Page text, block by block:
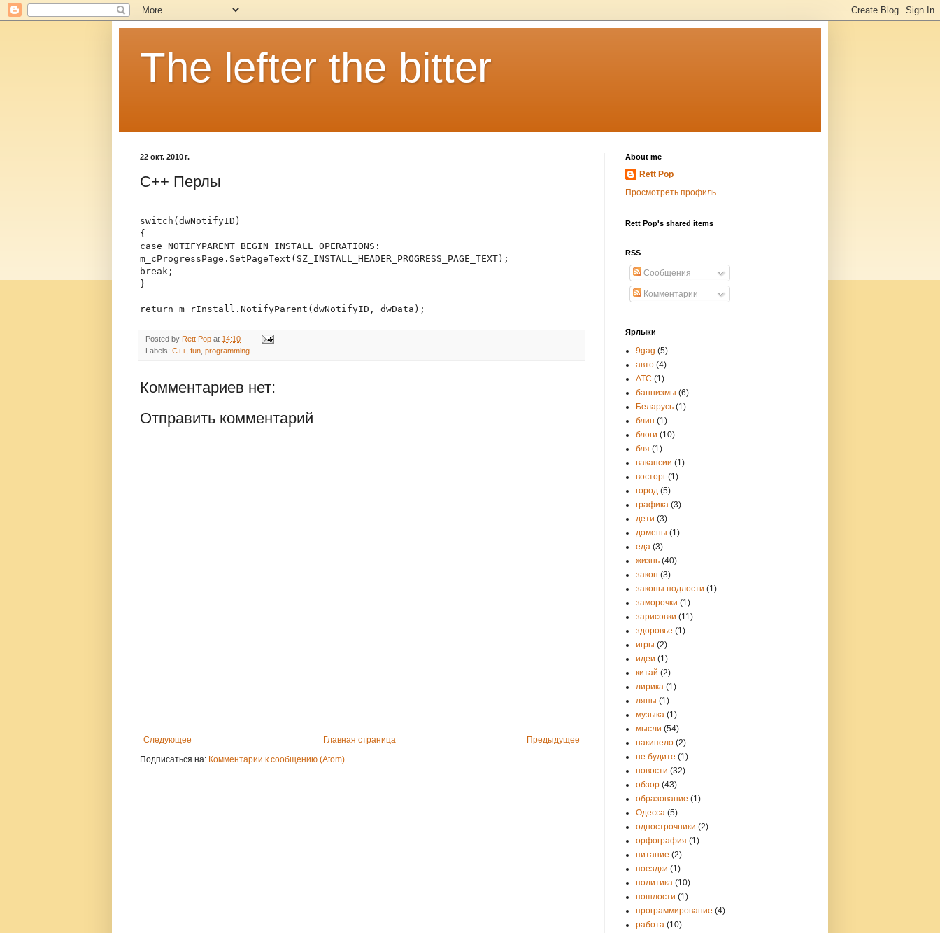
The lefter the bitter
22 окт. 2010 г.
C++ Перлы
switch(dwNotifyID)
{
case NOTIFYPARENT_BEGIN_INSTALL_OPERATIONS:
m_cProgressPage.SetPageText(SZ_INSTALL_HEADER_PROGRESS_PAGE_TEXT);
break;
}
return m_rInstall.NotifyParent(dwNotifyID, dwData);
Posted by Rett Pop at 14:10
Labels: C++ fun programming
Комментариев нет:
Отправить комментарий
Следующее Предыдущее
Главная страница
Подписаться на: Комментарии к сообщению (Atom)
About me
Rett Pop
Просмотреть профиль
Rett Pop's shared items
RSS
Сообщения
Комментарии
Ярлыки
9gag (5)
авто (4)
АТС (1)
баннизмы (6)
Беларусь (1)
блин (1)
блоги (10)
бля (1)
вакансии (1)
восторг (1)
город (5)
графика (3)
дети (3)
домены (1)
еда (3)
жизнь (40)
закон (3)
законы подлости (1)
заморочки (1)
зарисовки (11)
здоровье (1)
игры (2)
идеи (1)
китай (2)
лирика (1)
ляпы (1)
музыка (1)
мысли (54)
накипело (2)
не будите (1)
новости (32)
обзор (43)
образование (1)
Одесса (5)
однострочники (2)
орфография (1)
питание (2)
поездки (1)
политика (10)
пошлости (1)
программирование (4)
работа (10)